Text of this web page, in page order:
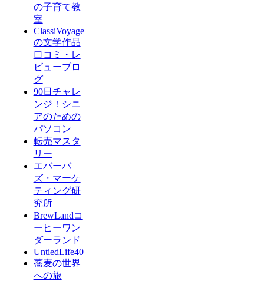
の子育て教
室
ClassiVoyage
の文学作品
口コミ・レ
ビューブロ
グ
90日チャレ
ンジ！シニ
アのための
パソコン
転売マスタ
リー
エバーバ
ズ・マーケ
ティング研
究所
BrewLandコ
ーヒーワン
ダーランド
UntiedLife40
蕎麦の世界
への旅